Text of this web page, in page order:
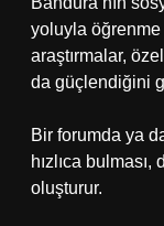
yoluyla öğrenme
araştırmalar,
da güçlendiğini
Bir forumda ya
hızlıca
oluşturur.